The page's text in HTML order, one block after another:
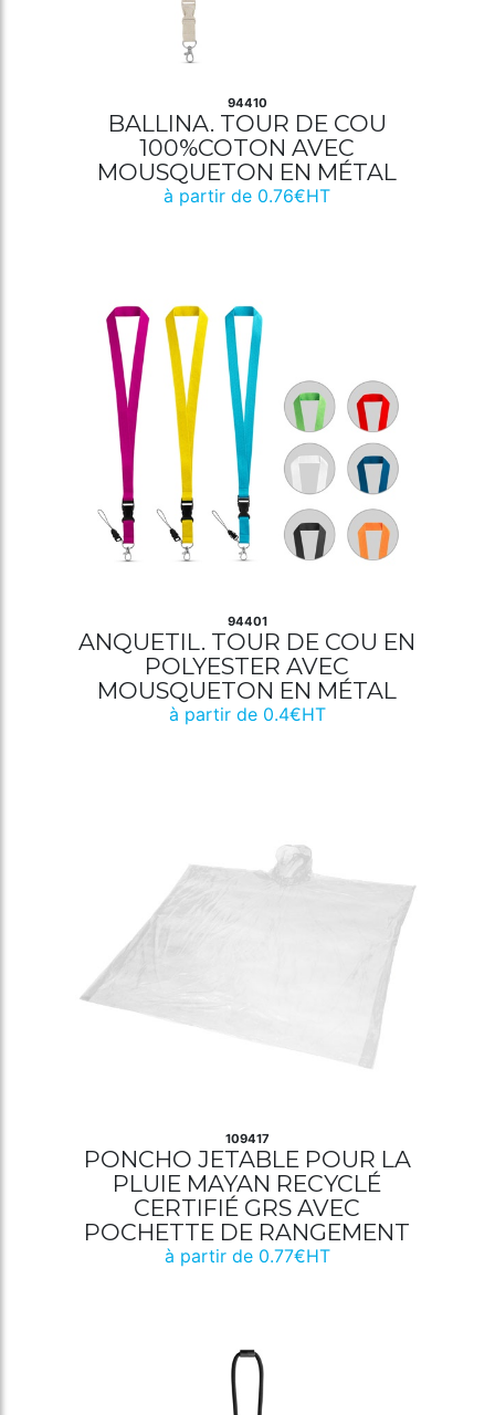
94410
BALLINA. TOUR DE COU
100%COTON AVEC
MOUSQUETON EN MÉTAL
à partir de 0.76€HT
94401
ANQUETIL. TOUR DE COU EN
POLYESTER AVEC
MOUSQUETON EN MÉTAL
à partir de 0.4€HT
109417
PONCHO JETABLE POUR LA
PLUIE MAYAN RECYCLÉ
CERTIFIÉ GRS AVEC
POCHETTE DE RANGEMENT
à partir de 0.77€HT